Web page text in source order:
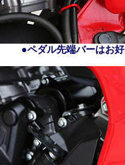
●ペダル先端バーはお